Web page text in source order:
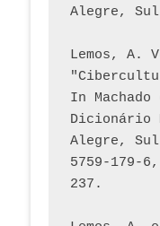
Lemos, A.
In
Dicionário
Alegre,
5759-179-
237.